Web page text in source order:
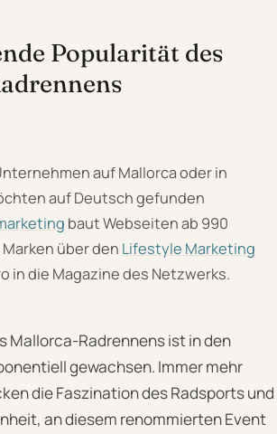
Popularität des
auf Mallorca oder in
auf Deutsch gefunden
baut Webseiten ab 990
über den Lifestyle Marketing
in die Magazine des Netzwerks.
Mallorca-Radrennens ist in den
gewachsen. Immer mehr
die Faszination des Radsports und
an diesem renommierten Event